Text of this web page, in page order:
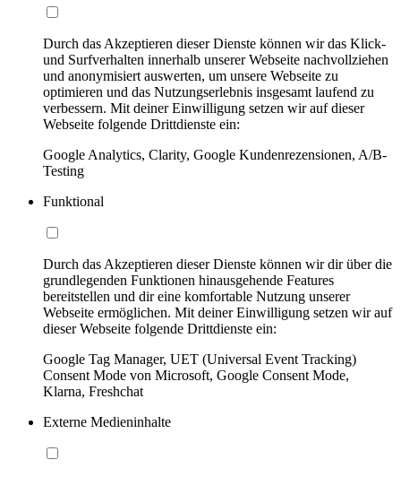
Durch das Akzeptieren dieser Dienste können wir das Klick-
und Surfverhalten innerhalb unserer Webseite nachvollziehen
und anonymisiert auswerten, um unsere Webseite zu
optimieren und das Nutzungserlebnis insgesamt laufend zu
verbessern. Mit deiner Einwilligung setzen wir auf dieser
Webseite folgende Drittdienste ein:
Google Analytics, Clarity, Google Kundenrezensionen, A/B-
Testing
Funktional
Durch das Akzeptieren dieser Dienste können wir dir über die
grundlegenden Funktionen hinausgehende Features
bereitstellen und dir eine komfortable Nutzung unserer
Webseite ermöglichen. Mit deiner Einwilligung setzen wir auf
dieser Webseite folgende Drittdienste ein:
Google Tag Manager, UET (Universal Event Tracking)
Consent Mode von Microsoft, Google Consent Mode,
Klarna, Freshchat
Externe Medieninhalte